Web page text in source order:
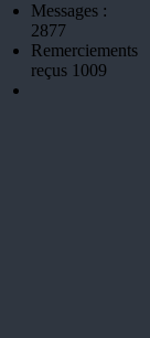
Messages :
2877
Remerciements
reçus 1009